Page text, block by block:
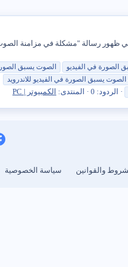
ظهور رسالة "مشكلة في مزامنة
الصورة في الفيديو الصوت يسبق
الصوت يسبق الصورة في الفيديو للاندرويد
الردود: 0 المنتدى: الكمبيوتر | PC
والقوانين سياسة الخصوصية